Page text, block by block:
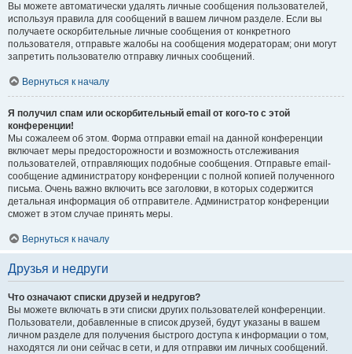
Вы можете автоматически удалять личные сообщения пользователей,
используя правила для сообщений в вашем личном разделе. Если вы
получаете оскорбительные личные сообщения от конкретного
пользователя, отправьте жалобы на сообщения модераторам; они могут
запретить пользователю отправку личных сообщений.
Вернуться к началу
Я получил спам или оскорбительный email от кого-то с этой
конференции!
Мы сожалеем об этом. Форма отправки email на данной конференции
включает меры предосторожности и возможность отслеживания
пользователей, отправляющих подобные сообщения. Отправьте email-
сообщение администратору конференции с полной копией полученного
письма. Очень важно включить все заголовки, в которых содержится
детальная информация об отправителе. Администратор конференции
сможет в этом случае принять меры.
Вернуться к началу
Друзья и недруги
Что означают списки друзей и недругов?
Вы можете включать в эти списки других пользователей конференции.
Пользователи, добавленные в список друзей, будут указаны в вашем
личном разделе для получения быстрого доступа к информации о том,
находятся ли они сейчас в сети, и для отправки им личных сообщений.